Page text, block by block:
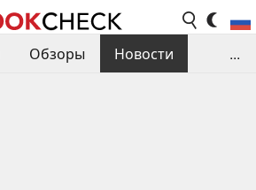
Обзоры
Новости
...